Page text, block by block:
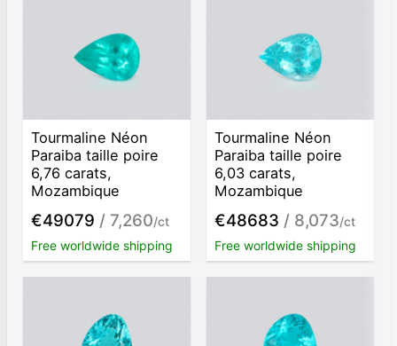
Tourmaline Néon
Paraiba taille poire
6,76 carats,
Mozambique
€49079 / 7,260/ct
Free worldwide shipping
Tourmaline Néon
Paraiba taille poire
6,03 carats,
Mozambique
€48683 / 8,073/ct
Free worldwide shipping